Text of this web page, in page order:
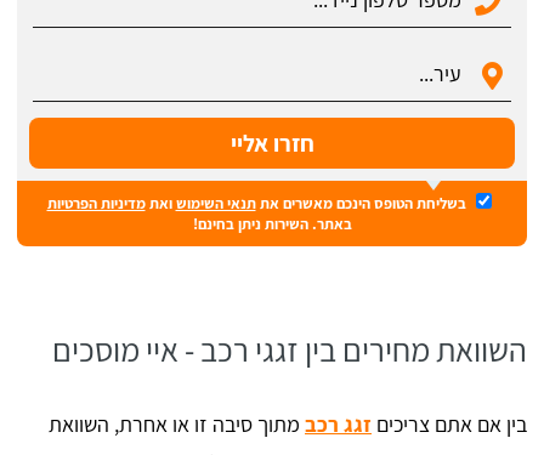
בשליחת הטופס הינכם מאשרים אתתנאי השימושואתמדיניות הפרטיות
באתר. השירות ניתן בחינם!
השוואת מחירים בין זגגי רכב - איי מוסכים
בין אם אתם צריכים זגג רכב מתוך סיבה זו או אחרת, השוואת